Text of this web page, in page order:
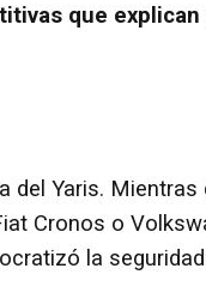
que explican
del Yaris.
Cronos o
la